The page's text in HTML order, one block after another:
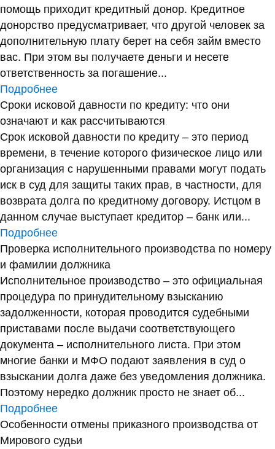
помощь приходит кредитный донор. Кредитное
донорство предусматривает, что другой человек за
дополнительную плату берет на себя займ вместо
вас. При этом вы получаете деньги и несете
ответственность за погашение...
Подробнее
Сроки исковой давности по кредиту: что они
означают и как рассчитываются
Срок исковой давности по кредиту – это период
времени, в течение которого физическое лицо или
организация с нарушенными правами могут подать
иск в суд для защиты таких прав, в частности, для
возврата долга по кредитному договору. Истцом в
данном случае выступает кредитор – банк или...
Подробнее
Проверка исполнительного производства по номеру
и фамилии должника
Исполнительное производство – это официальная
процедура по принудительному взысканию
задолженности, которая проводится судебными
приставами после выдачи соответствующего
документа – исполнительного листа. При этом
многие банки и МФО подают заявления в суд о
взыскании долга даже без уведомления должника.
Поэтому нередко должник просто не знает об...
Подробнее
Особенности отмены приказного производства от
Мирового судьи